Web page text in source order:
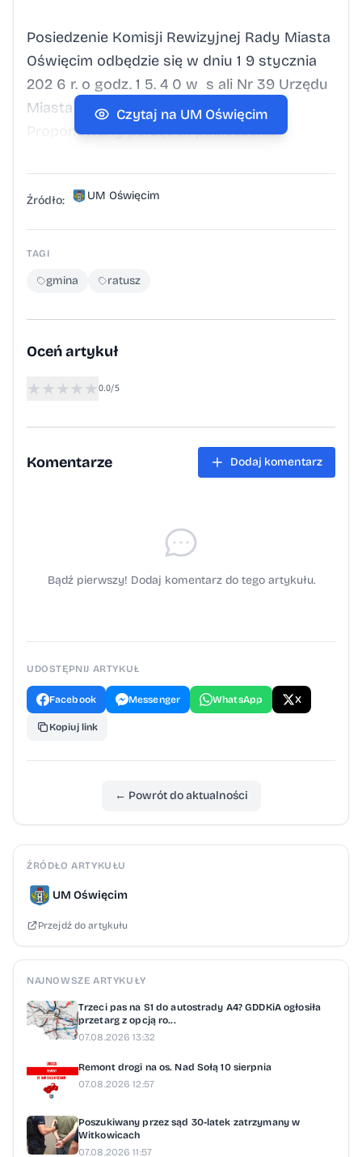
Posiedzenie Komisji Rewizyjnej Rady Miasta
Oświęcim odbędzie się w dniu 1 9 stycznia
202 6 r. o godz. 1 5. 4 0 w s ali Nr 39 Urzędu
Miasta Oświęcim przy ul. Jagiełły 25 .
Proponowany porządek posiedzenia:
Kontrola postępowania przetargowego –
Rozbiórka zabudowań magazynowych przy
ul. Wyzwolenia w Oświęcimiu. Przyjęcie
sprawozdania z działalności Komisji. Sprawy
bieżące i wolne wnioski.
Czytaj na UM Oświęcim
Źródło: UM Oświęcim
TAGI
gmina ratusz
Oceń artykuł
★ ★ ★★ ★0.0/5
Komentarze Dodaj komentarz
Bądź pierwszy! Dodaj komentarz do tego artykułu.
UDOSTĘPNIJ ARTYKUŁ
Facebook Messenger WhatsApp X
Kopiuj link
← Powrót do aktualności
ŹRÓDŁO ARTYKUŁU
UM Oświęcim
Przejdź do artykułu
NAJNOWSZE ARTYKUŁY
Trzeci pas na S1 do autostrady A4? GDDKiA ogłosiła
przetarg z opcją ro...
07.08.2026 13:32
Remont drogi na os. Nad Sołą 10 sierpnia
07.08.2026 12:57
Poszukiwany przez sąd 30-latek zatrzymany w
Witkowicach
07.08.2026 11:57